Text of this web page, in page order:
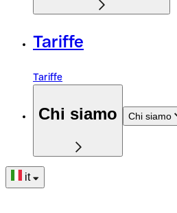
Tariffe
Tariffe
Chi siamo Chi siamo
it